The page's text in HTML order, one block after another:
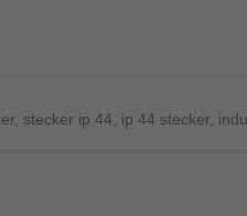
stecker ip 44 ip 44 stecker